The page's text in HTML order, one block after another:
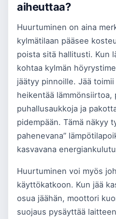
aiheuttaa?
Huurtuminen on aina
kylmätilaan pääsee
poista sitä hallitusti. Kun
kohtaa kylmän
jäätyy pinnoille. Jää
heikentää lämmönsiirtoa,
puhallusaukkoja ja
pidempään. Tämä näkyy
pahenevana”
kasvavana
Huurtuminen voi myös
käyttökatkoon. Kun jää
osua jäähän, moottori
suojaus pysäyttää